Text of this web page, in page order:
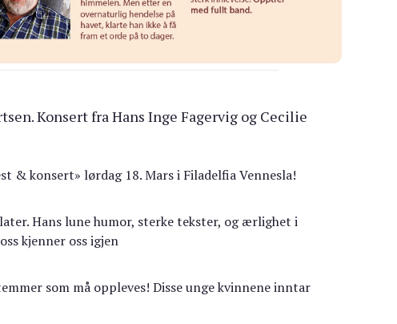
Konsert fra Hans Inge Fagervig og Cecilie
& konsert» lørdag 18. Mars i Filadelfia Vennesla!
Hans lune humor, sterke tekster, og ærlighet i
kjenner oss igjen
som må oppleves! Disse unge kvinnene inntar